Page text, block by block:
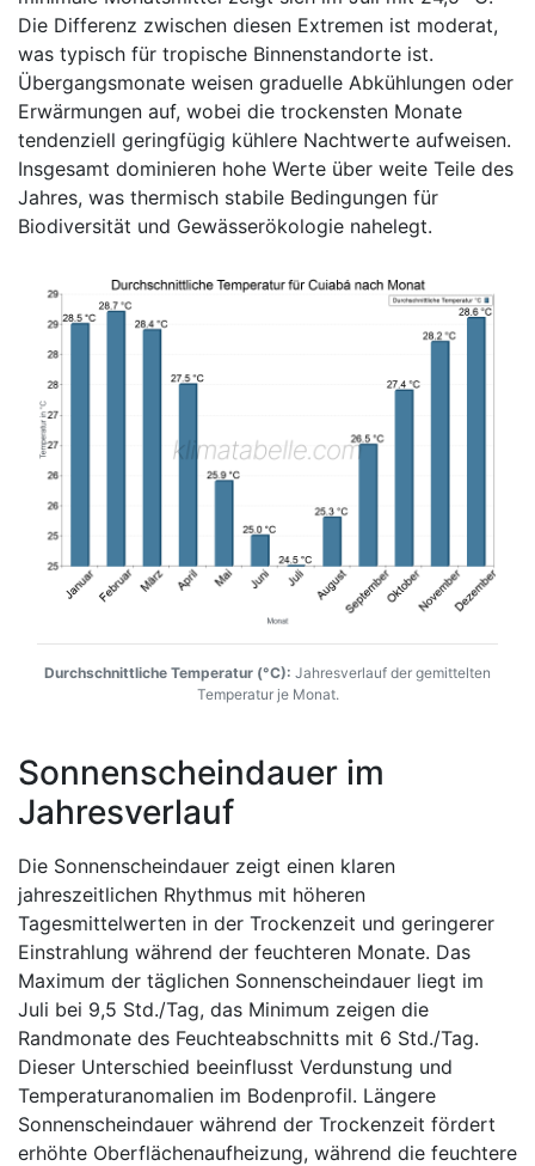
Die Differenz zwischen diesen Extremen ist moderat,
was typisch für tropische Binnenstandorte ist.
Übergangsmonate weisen graduelle Abkühlungen oder
Erwärmungen auf, wobei die trockensten Monate
tendenziell geringfügig kühlere Nachtwerte aufweisen.
Insgesamt dominieren hohe Werte über weite Teile des
Jahres, was thermisch stabile Bedingungen für
Biodiversität und Gewässerökologie nahelegt.
Durchschnittliche Temperatur (°C): Jahresverlauf der gemittelten
Temperatur je Monat.
Sonnenscheindauer im
Jahresverlauf
Die Sonnenscheindauer zeigt einen klaren
jahreszeitlichen Rhythmus mit höheren
Tagesmittelwerten in der Trockenzeit und geringerer
Einstrahlung während der feuchteren Monate. Das
Maximum der täglichen Sonnenscheindauer liegt im
Juli bei 9,5 Std./Tag, das Minimum zeigen die
Randmonate des Feuchteabschnitts mit 6 Std./Tag.
Dieser Unterschied beeinflusst Verdunstung und
Temperaturanomalien im Bodenprofil. Längere
Sonnenscheindauer während der Trockenzeit fördert
erhöhte Oberflächenaufheizung, während die feuchtere